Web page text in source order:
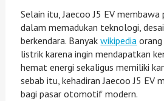
Selain itu, Jaecoo J5 EV
dalam memadukan teknologi,
berkendara. Banyakwikipedia
listrik karena ingin mendapatkan
hemat energi sekaligus memiliki
sebab itu, kehadiran Jaecoo J5 EV
bagi pasar otomotif modern.